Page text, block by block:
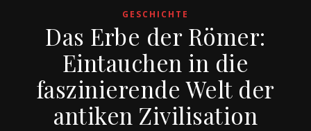
GESCHICHTE
Das Erbe der Römer:
Eintauchen in die
faszinierende Welt der
antiken Zivilisation